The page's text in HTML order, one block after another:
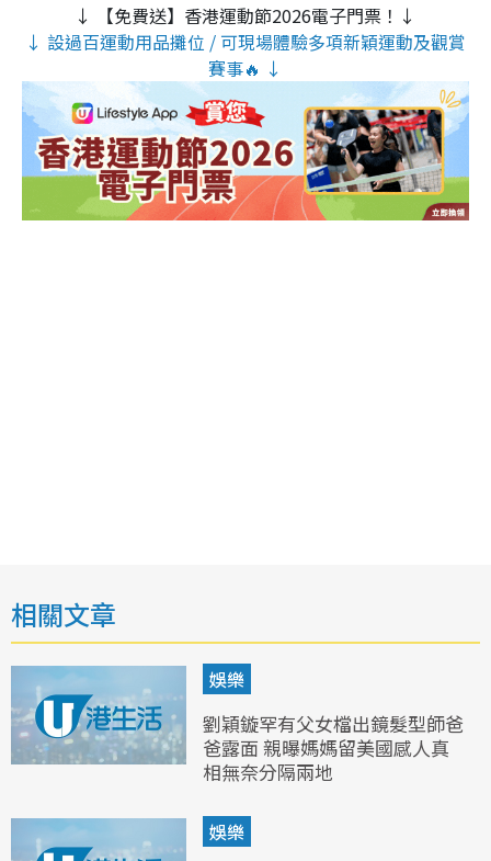
↓ 【免費送】香港運動節2026電子門票！↓
↓ 設過百運動用品攤位 / 可現場體驗多項新穎運動及觀賞
賽事🔥 ↓
相關文章
娛樂
劉穎鏇罕有父女檔出鏡髮型師爸
爸露面 親曝媽媽留美國感人真
相無奈分隔兩地
娛樂